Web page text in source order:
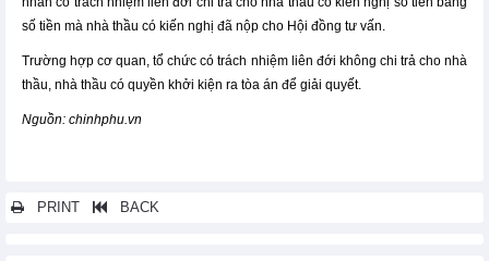
số tiền mà nhà thầu có kiến nghị đã nộp cho Hội đồng tư vấn.
Trường hợp cơ quan, tổ chức có trách nhiệm liên đới không chi trả cho nhà
thầu, nhà thầu có quyền khởi kiện ra tòa án để giải quyết.
Nguồn: chinhphu.vn
PRINT BACK